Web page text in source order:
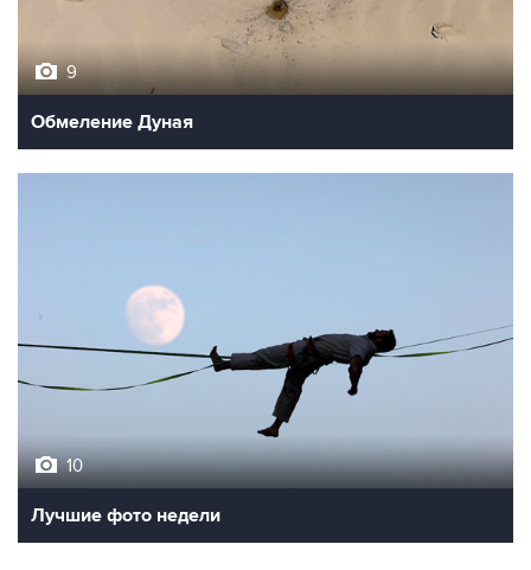
Обмеление Дуная
Лучшие фото недели